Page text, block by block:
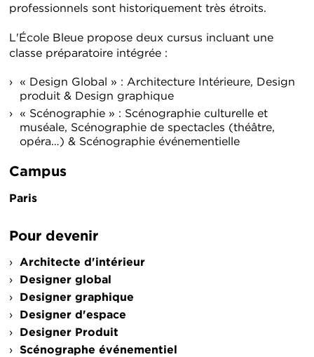
professionnels sont historiquement très étroits.
L'École Bleue propose deux cursus incluant une
classe préparatoire intégrée :
« Design Global » : Architecture Intérieure, Design
produit & Design graphique
« Scénographie » : Scénographie culturelle et
muséale, Scénographie de spectacles (théâtre,
opéra…) & Scénographie événementielle
Campus
Paris
Pour devenir
Architecte d'intérieur
Designer global
Designer graphique
Designer d'espace
Designer Produit
Scénographe événementiel